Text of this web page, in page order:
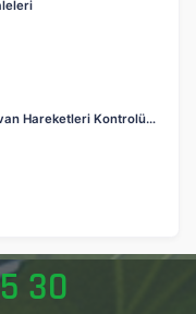
Hareketleri Kontrolü…
30